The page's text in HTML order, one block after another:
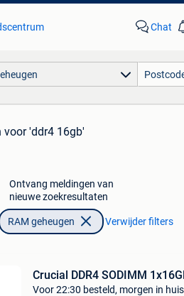
Chat
voor 'ddr4 16gb'
Ontvang meldingen van
nieuwe zoekresultaten
RAM geheugen Verwijder filters
Crucial DDR4 SODIMM
Voor 22:30 besteld, morgen in